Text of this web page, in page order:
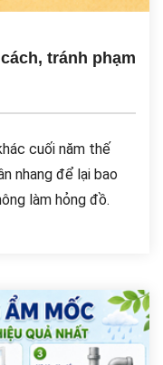
tránh phạm
cuối năm thế
nhang để lại bao
làm hỏng đồ.